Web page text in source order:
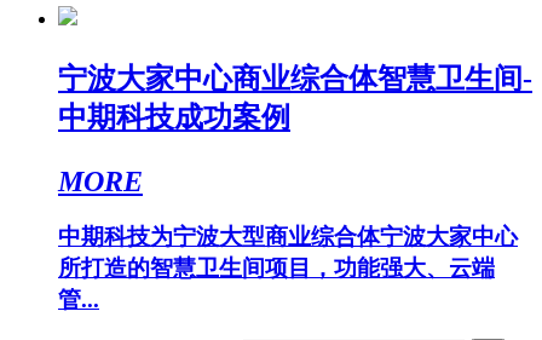
宁波大家中心商业综合体智慧卫生间-
中期科技成功案例
MORE
中期科技为宁波大型商业综合体宁波大家中心
所打造的智慧卫生间项目，功能强大、云端
管...